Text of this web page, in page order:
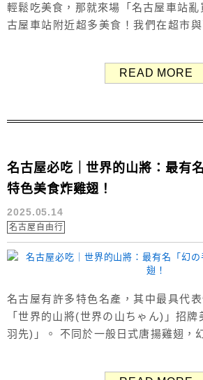
輕鬆吃美食，那就來場「名古屋車站
古屋車站附近超多美食！我們在超市
宴。這篇分享我們毫無計畫、超隨性
READ MORE
名古屋必吃｜世界的山將：最有
特色美食炸雞翅！
2025.05.14
名古屋自由行
名古屋有許多特色名產，其中最具代
「世界的山將(世界の山ちゃん)」招
羽先)」。 不同於一般日式唐揚雞翅，